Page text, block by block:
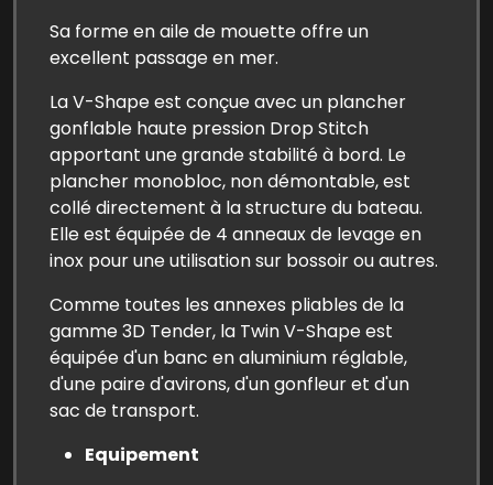
Sa forme en aile de mouette offre un
excellent passage en mer.
La V-Shape est conçue avec un plancher
gonflable haute pression Drop Stitch
apportant une grande stabilité à bord. Le
plancher monobloc, non démontable, est
collé directement à la structure du bateau.
Elle est équipée de 4 anneaux de levage en
inox pour une utilisation sur bossoir ou autres.
Comme toutes les annexes pliables de la
gamme 3D Tender, la Twin V-Shape est
équipée d'un banc en aluminium réglable,
d'une paire d'avirons, d'un gonfleur et d'un
sac de transport.
Equipement